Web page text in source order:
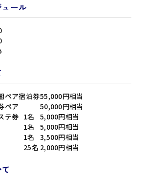
ール
ペア宿泊券55,000円相当
ペア 50,000円相当
テ券 1名
5,000円相当
1名
5,000円相当
1名
3,500円相当
25名 2,000円相当